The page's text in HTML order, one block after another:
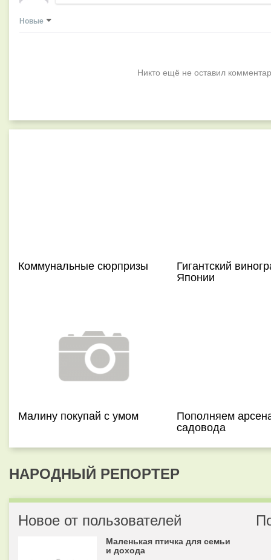
Новые
Никто ещё не оставил
Коммунальные сюрпризы Гигантский
Японии
Малину покупай с умом Пополняем
садовода
НАРОДНЫЙ РЕПОРТЕР
Новое от пользователей
Маленькая птичка для семьи
и дохода